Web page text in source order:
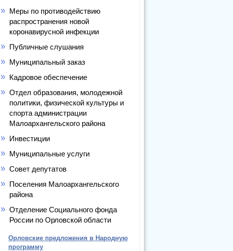
Меры по противодействию
распространения новой
коронавирусной инфекции
Публичные слушания
Муниципальный заказ
Кадровое обеспечение
Отдел образования, молодежной
политики, физической культуры и
спорта администрации
Малоархангельского района
Инвестиции
Муниципальные услуги
Совет депутатов
Поселения Малоархангельского
района
Отделение Социального фонда
России по Орловской области
Орловские предложения в Народную
программу